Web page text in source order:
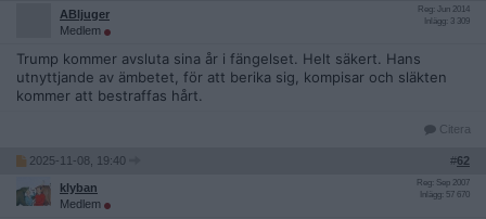
ABljuger
Medlem
Reg: Jun 2014
Inlägg: 3 309
Trump kommer avsluta sina år i fängelset. Helt säkert. Hans
utnyttjande av ämbetet, för att berika sig, kompisar och släkten
kommer att bestraffas hårt.
Citera
2025-11-08, 19:40 #62
klyban
Medlem
Reg: Sep 2007
Inlägg: 57 670